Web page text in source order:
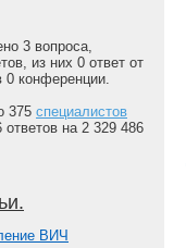
3 вопроса,
из них 0 ответ от
0 конференции.
375 специалистов
ответов на 2 329 486
ВИЧ